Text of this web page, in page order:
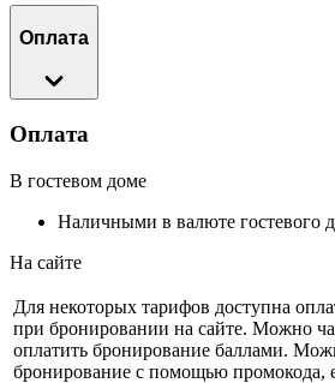
Оплата
Оплата
В гостевом доме
Наличными в валюте гостевого
На сайте
Для некоторых тарифов доступна
при бронировании на сайте. Можно
оплатить бронирование баллами.
бронирование с помощью промокода,